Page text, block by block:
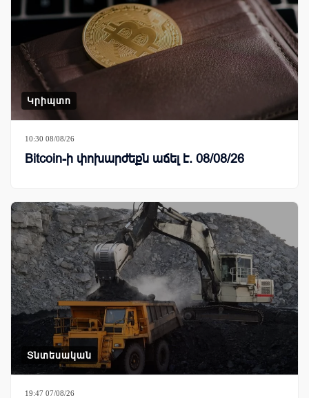
Կրիպտո
10:30 08/08/26
Bitcoin-ի փոխարժեքն աճել է. 08/08/26
Տնտեսական
19:47 07/08/26